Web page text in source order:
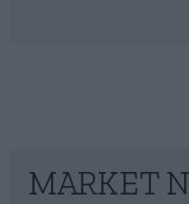
MARKET